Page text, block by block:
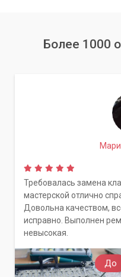
Более 1000
До
Требовалась замена
мастерской отлично
Довольна качеством,
исправно. Выполнен
невысокая.